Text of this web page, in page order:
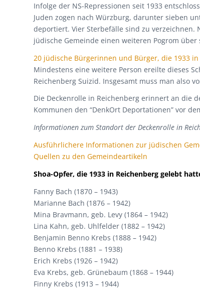
Infolge der NS-Repressionen seit 1933
Juden zogen nach Würzburg, darunter sieben
deportiert. Vier Sterbefälle sind zu verzeichnen.
jüdische Gemeinde einen weiteren Pogrom über
20 jüdische Bürgerinnen und Bürger, die 1933
Mindestens eine weitere Person ereilte dieses
Reichenberg Suizid. Insgesamt muss man also
Die Deckenrolle in Reichenberg erinnert an die
Kommunen den “DenkOrt Deportationen” vor
Informationen zum Standort der Deckenrolle in
Ausführlichere Informationen zur jüdischen
Quellen zu den Gemeindeartikeln
Shoa-Opfer, die 1933 in Reichenberg gelebt
Fanny Bach (1870 – 1943)
Marianne Bach (1876 – 1942)
Mina Bravmann, geb. Levy (1864 – 1942)
Lina Kahn, geb. Uhlfelder (1882 – 1942)
Benjamin Benno Krebs (1888 – 1942)
Benno Krebs (1881 – 1938)
Erich Krebs (1926 – 1942)
Eva Krebs, geb. Grünebaum (1868 – 1944)
Finny Krebs (1913 – 1944)